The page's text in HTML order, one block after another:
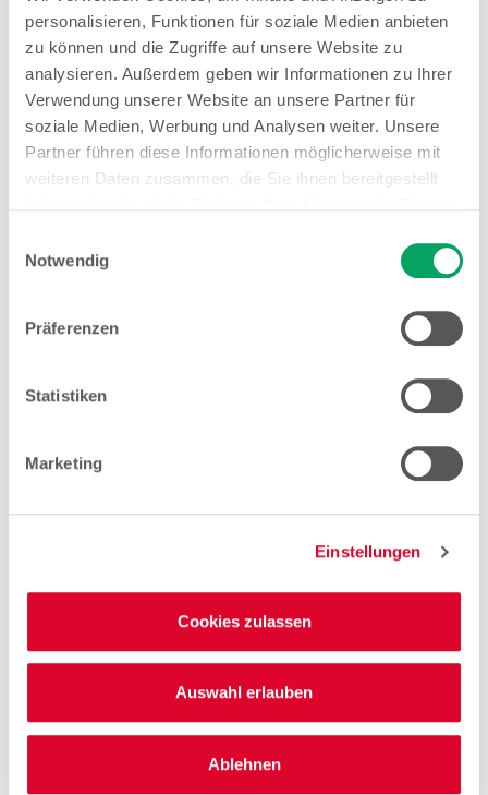
personalisieren, Funktionen für soziale Medien anbieten
zu können und die Zugriffe auf unsere Website zu
analysieren. Außerdem geben wir Informationen zu Ihrer
Verwendung unserer Website an unsere Partner für
soziale Medien, Werbung und Analysen weiter. Unsere
Partner führen diese Informationen möglicherweise mit
weiteren Daten zusammen, die Sie ihnen bereitgestellt
Einstellungen zu den Cookies finden Sie
Notwendig
Präferenzen
Statistiken
Marketing
Einstellungen
Cookies zulassen
Auswahl erlauben
Ablehnen
Woolworth –
Eisenhüttenstadt
Woolworth – Frankfurt (Oder)
21.08 km
Mo. - Fr.
Hinweis
Anime T-Shirts